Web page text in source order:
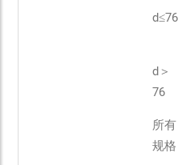
d≤76
d＞
76
所有
规格